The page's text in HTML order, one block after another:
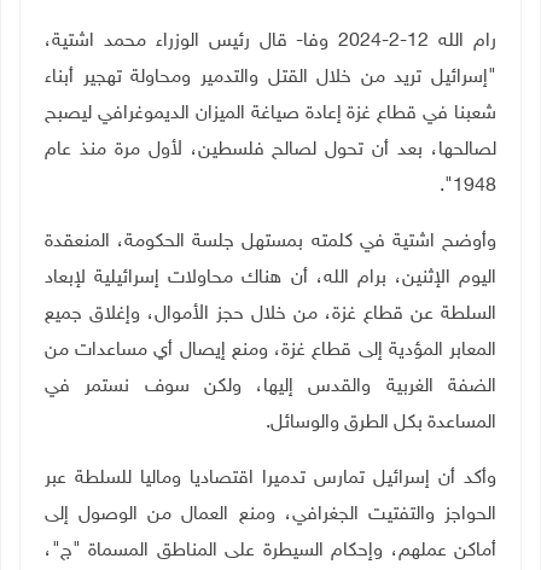
رام الله 12-2-2024 وفا- قال رئيس الوزراء محمد اشتية،
"إسرائيل تريد من خلال القتل والتدمير ومحاولة تهجير أبناء
شعبنا في قطاع غزة إعادة صياغة الميزان الديموغرافي ليصبح
لصالحها، بعد أن تحول لصالح فلسطين، لأول مرة منذ عام
1948".
وأوضح اشتية في كلمته بمستهل جلسة الحكومة، المنعقدة
اليوم الإثنين، برام الله، أن هناك محاولات إسرائيلية لإبعاد
السلطة عن قطاع غزة، من خلال حجز الأموال، وإغلاق جميع
المعابر المؤدية إلى قطاع غزة، ومنع إيصال أي مساعدات من
الضفة الغربية والقدس إليها، ولكن سوف نستمر في
المساعدة بكل الطرق والوسائل.
وأكد أن إسرائيل تمارس تدميرا اقتصاديا وماليا للسلطة عبر
الحواجز والتفتيت الجغرافي، ومنع العمال من الوصول إلى
أماكن عملهم، وإحكام السيطرة على المناطق المسماة "ج"،